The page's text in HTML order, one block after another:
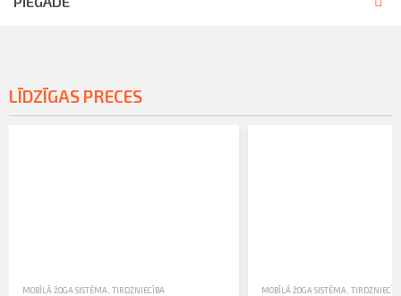
LĪDZĪGAS PRECES
MOBĪLĀ ŽOGA SISTĒMA TIRDZNIECĪBA MOBĪLĀ ŽOGA SISTĒMA